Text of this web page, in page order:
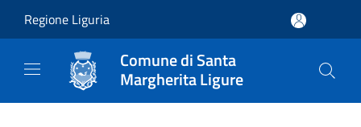
Regione Liguria
Comune di Santa
Margherita Ligure